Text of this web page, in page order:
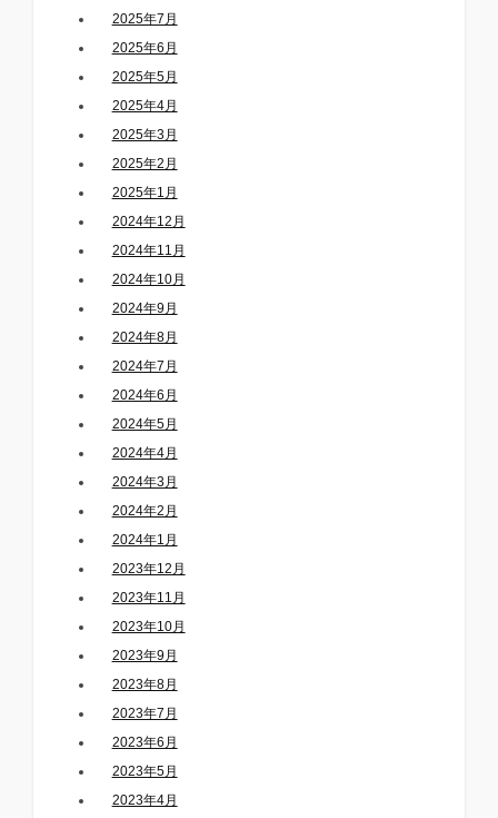
2025年7月
2025年6月
2025年5月
2025年4月
2025年3月
2025年2月
2025年1月
2024年12月
2024年11月
2024年10月
2024年9月
2024年8月
2024年7月
2024年6月
2024年5月
2024年4月
2024年3月
2024年2月
2024年1月
2023年12月
2023年11月
2023年10月
2023年9月
2023年8月
2023年7月
2023年6月
2023年5月
2023年4月